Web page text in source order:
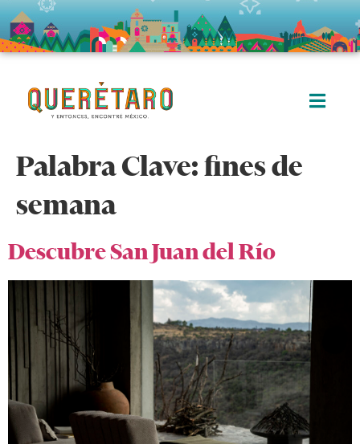
Palabra Clave:fines de
semana
Descubre San Juan del Río